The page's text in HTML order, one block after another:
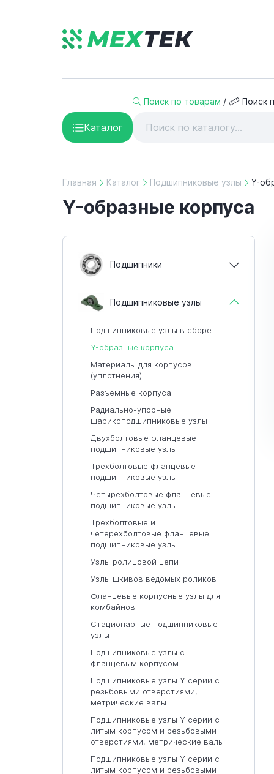
Каталог
Поиск по товарам / Поиск
Главная Каталог Подшипниковые узлы Y-
Y-образные корпуса
Подшипники
Подшипниковые узлы
Подшипниковые узлы в сборе
Y-образные корпуса
Материалы для корпусов
(уплотнения)
Разъемные корпуса
Радиально-упорные
шарикоподшипниковые узлы
Двухболтовые фланцевые
подшипниковые узлы
Трехболтовые фланцевые
подшипниковые узлы
Четырехболтовые фланцевые
подшипниковые узлы
Трехболтовые и
четерехболтовые фланцевые
подшипниковые узлы
Узлы ролицовой цепи
Узлы шкивов ведомых роликов
Фланцевые корпусные узлы для
комбайнов
Стационарные подшипниковые
узлы
Подшипниковые узлы с
фланцевым корпусом
Подшипниковые узлы Y серии с
резьбовыми отверстиями,
метрические валы
Подшипниковые узлы Y серии с
литым корпусом и резьбовыми
отверстиями, метрические валы
Подшипниковые узлы Y серии с
литым корпусом и резьбовыми